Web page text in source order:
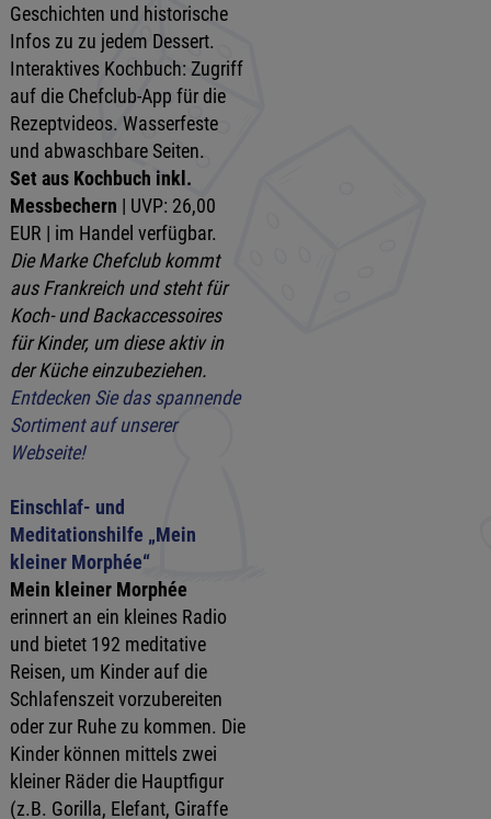
Geschichten und historische
Infos zu zu jedem Dessert.
Interaktives Kochbuch: Zugriff
auf die Chefclub-App für die
Rezeptvideos. Wasserfeste
und abwaschbare Seiten.
Set aus Kochbuch inkl.
Messbechern | UVP: 26,00
EUR | im Handel verfügbar.
Die Marke Chefclub kommt
aus Frankreich und steht für
Koch- und Backaccessoires
für Kinder, um diese aktiv in
der Küche einzubeziehen.
Entdecken Sie das spannende
Sortiment auf unserer
Webseite!
Einschlaf- und
Meditationshilfe „Mein
kleiner Morphée“
Mein kleiner Morphée
erinnert an ein kleines Radio
und bietet 192 meditative
Reisen, um Kinder auf die
Schlafenszeit vorzubereiten
oder zur Ruhe zu kommen. Die
Kinder können mittels zwei
kleiner Räder die Hauptfigur
(z.B. Gorilla, Elefant, Giraffe